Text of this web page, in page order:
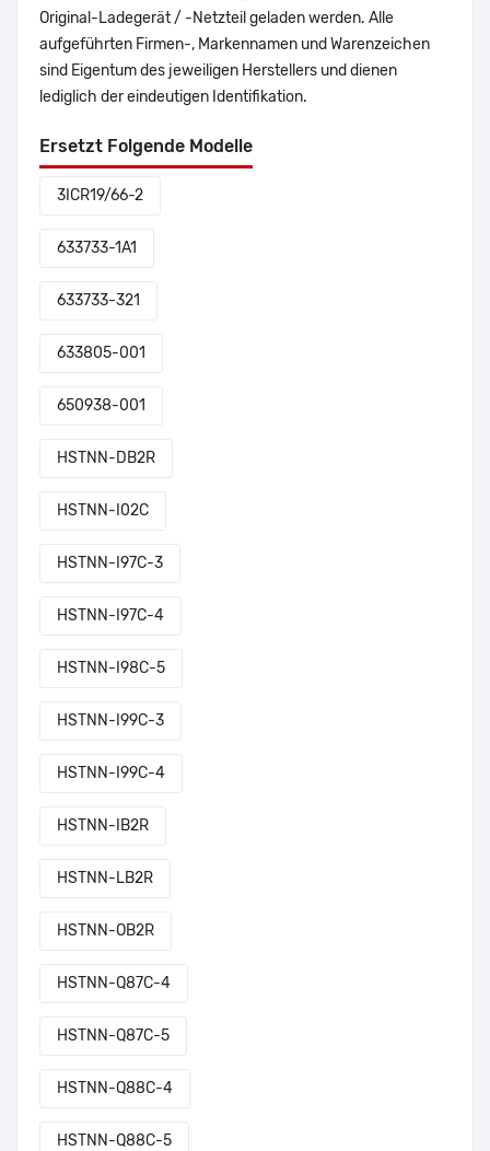
Original-Ladegerät / -Netzteil geladen werden. Alle
aufgeführten Firmen-, Markennamen und Warenzeichen
sind Eigentum des jeweiligen Herstellers und dienen
lediglich der eindeutigen Identifikation.
Ersetzt Folgende Modelle
3ICR19/66-2
633733-1A1
633733-321
633805-001
650938-001
HSTNN-DB2R
HSTNN-I02C
HSTNN-I97C-3
HSTNN-I97C-4
HSTNN-I98C-5
HSTNN-I99C-3
HSTNN-I99C-4
HSTNN-IB2R
HSTNN-LB2R
HSTNN-OB2R
HSTNN-Q87C-4
HSTNN-Q87C-5
HSTNN-Q88C-4
HSTNN-Q88C-5